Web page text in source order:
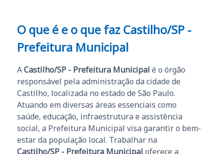
O que é e o que faz Castilho/SP -
Prefeitura Municipal
ACastilho/SP - Prefeitura Municipal é o órgão
responsável pela administração da cidade de
Castilho, localizada no estado de São Paulo.
Atuando em diversas áreas essenciais como
saúde, educação, infraestrutura e assistência
social, a Prefeitura Municipal visa garantir o bem-
estar da população local. Trabalhar na
Castilho/SP - Prefeitura Municipal oferece a